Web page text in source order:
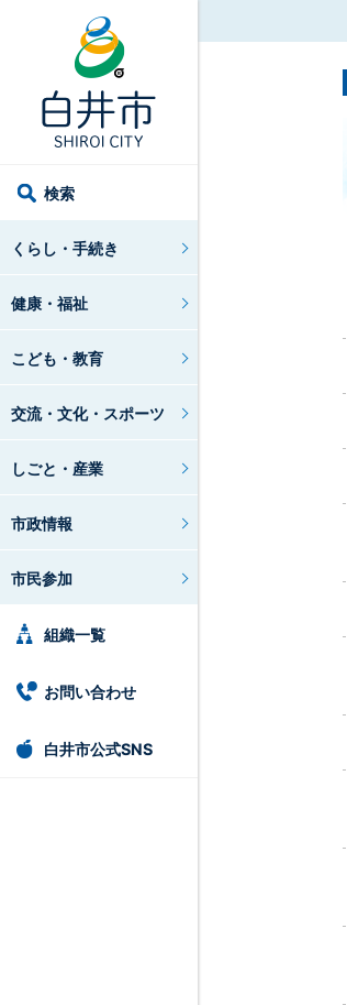
検索
くらし・手続き
健康・福祉
こども・教育
交流・文化・スポーツ
しごと・産業
市政情報
市民参加
組織一覧
お問い合わせ
白井市公式SNS